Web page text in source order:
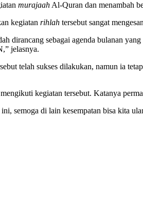
murajaah Al-Quran dan menambah
kegiatan rihlah tersebut sangat
dirancang sebagai agenda bulanan
jelasnya.
telah sukses dilakukan, namun ia
kegiatan tersebut. Katanya
semoga di lain kesempatan bisa kita